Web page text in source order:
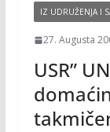
IZ UDRUŽENJA I
27. Augusta
USR”